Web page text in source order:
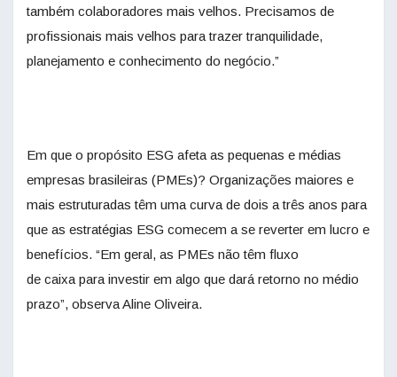
também colaboradores mais velhos. Precisamos de
profissionais mais velhos para trazer tranquilidade,
planejamento e conhecimento do negócio.”
Em que o propósito ESG afeta as pequenas e médias
empresas brasileiras (PMEs)? Organizações maiores e
mais estruturadas têm uma curva de dois a três anos para
que as estratégias ESG comecem a se reverter em lucro e
benefícios. “Em geral, as PMEs não têm fluxo
de caixa para investir em algo que dará retorno no médio
prazo”, observa Aline Oliveira.